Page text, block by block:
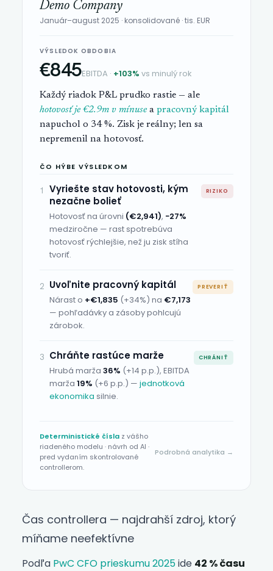
Demo Company
Január–august 2025 · konsolidované · tis. EUR
VÝSLEDOK OBDOBIA
€845EBITDA · +103% vs minulý rok
Každý riadok P&L prudko rastie — ale
hotovosť je €2.9m v mínusea pracovný kapitál
napuchol o 34 %. Zisk je reálny; len sa
nepremenil na hotovosť.
ČO HÝBE VÝSLEDKOM
1
Vyriešte stav hotovosti, kým
nezačne bolieť
Hotovosť na úrovni (€2,941), −27%
medziročne — rast spotrebúva
hotovosť rýchlejšie, než ju zisk stíha
tvoriť.
RIZIKO
2 Uvoľnite pracovný kapitál
Nárast o +€1,835 (+34%) na €7,173
— pohľadávky a zásoby pohlcujú
zárobok.
PREVERIŤ
3 Chráňte rastúce marže
Hrubá marža 36% (+14 p.p.), EBITDA
marža 19% (+6 p.p.) — jednotková
ekonomika silnie.
CHRÁNIŤ
Deterministické čísla z vášho
riadeného modelu · návrh od AI ·
pred vydaním skontrolované
controllerom.
Podrobná analytika →
Čas controllera — najdrahší zdroj, ktorý
míňame neefektívne
Podľa PwC CFO prieskumu 2025ide 42 % času